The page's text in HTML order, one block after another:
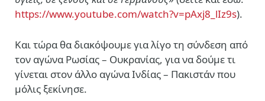
https://www.youtube.com/watch?v=pAxj8_lIz9s).
Και τώρα θα διακόψουμε για λίγο τη σύνδεση από
τον αγώνα Ρωσίας – Ουκρανίας, για να δούμε τι
γίνεται στον άλλο αγώνα Ινδίας – Πακιστάν που
μόλις ξεκίνησε.